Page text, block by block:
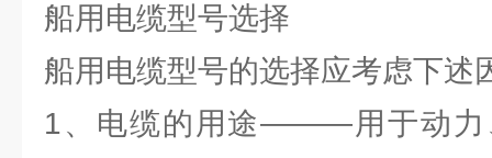
船用电缆型号选择
船用电缆型号的选择应考虑下述
1、电缆的用途———用于动力